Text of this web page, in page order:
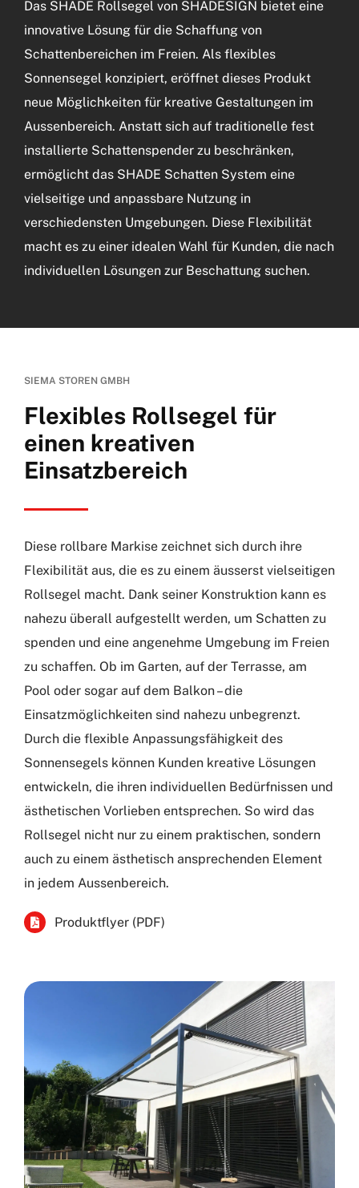
Das SHADE Rollsegel von SHADESIGN bietet eine
innovative Lösung für die Schaffung von
Schattenbereichen im Freien. Als flexibles
Sonnensegel konzipiert, eröffnet dieses Produkt
neue Möglichkeiten für kreative Gestaltungen im
Aussenbereich. Anstatt sich auf traditionelle fest
installierte Schattenspender zu beschränken,
ermöglicht das SHADE Schatten System eine
vielseitige und anpassbare Nutzung in
verschiedensten Umgebungen. Diese Flexibilität
macht es zu einer idealen Wahl für Kunden, die nach
individuellen Lösungen zur Beschattung suchen.
SIEMA STOREN GMBH
Flexibles Rollsegel für
einen kreativen
Einsatzbereich
Diese rollbare Markise zeichnet sich durch ihre
Flexibilität aus, die es zu einem äusserst vielseitigen
Rollsegel macht. Dank seiner Konstruktion kann es
nahezu überall aufgestellt werden, um Schatten zu
spenden und eine angenehme Umgebung im Freien
zu schaffen. Ob im Garten, auf der Terrasse, am
Pool oder sogar auf dem Balkon – die
Einsatzmöglichkeiten sind nahezu unbegrenzt.
Durch die flexible Anpassungsfähigkeit des
Sonnensegels können Kunden kreative Lösungen
entwickeln, die ihren individuellen Bedürfnissen und
ästhetischen Vorlieben entsprechen. So wird das
Rollsegel nicht nur zu einem praktischen, sondern
auch zu einem ästhetisch ansprechenden Element
in jedem Aussenbereich.
Produktflyer (PDF)